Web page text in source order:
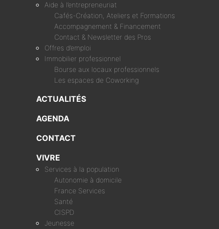
Aide à l’entrepreneuriat
Cafés-Création, Ateliers et Formations
Accompagnement & Financement
Contact & Newsletter des Pros
Offres d’emploi
Immobilier professionnel
Bourse aux locaux professionnels
Les espaces de Coworking
ACTUALITÉS
AGENDA
CONTACT
VIVRE
Services à la population
Autonomie à domicile
France Services
Santé
CISPD
Jeunesse